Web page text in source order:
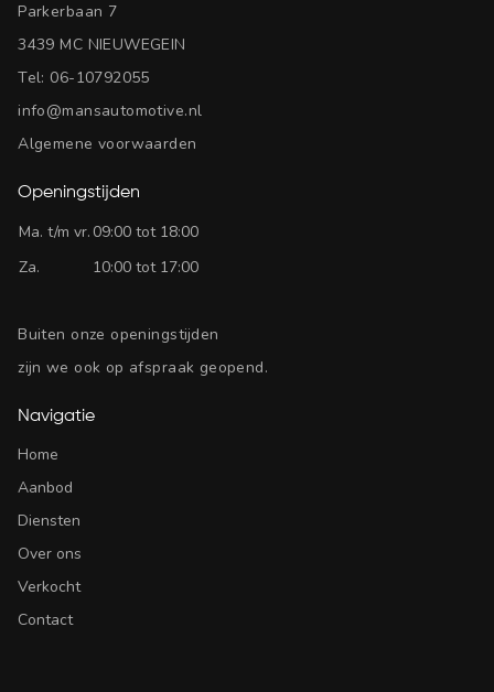
Parkerbaan 7
3439 MC NIEUWEGEIN
Tel: 06-10792055
info@mansautomotive.nl
Algemene voorwaarden
Openingstijden
Ma. t/m vr. 09:00 tot 18:00
Za.
10:00 tot 17:00
Buiten onze openingstijden
zijn we ook op afspraak geopend.
Navigatie
Home
Aanbod
Diensten
Over ons
Verkocht
Contact